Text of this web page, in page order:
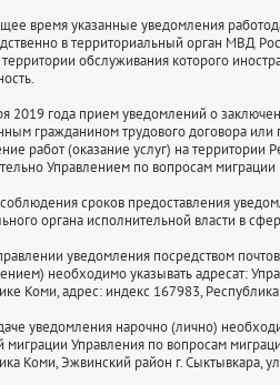
время указанные уведомления
в территориальный орган МВД
обслуживания которого
2019 года прием уведомлений о
гражданином трудового договора или
работ (оказание услуг) на территории
Управлением по вопросам
сроков предоставления
органа исполнительной власти в
уведомления посредством
необходимо указывать адресат:
Коми, адрес: индекс 167983,
уведомления нарочно (лично)
миграции Управления по вопросам
Коми, Эжвинский район г. Сыктывкара,